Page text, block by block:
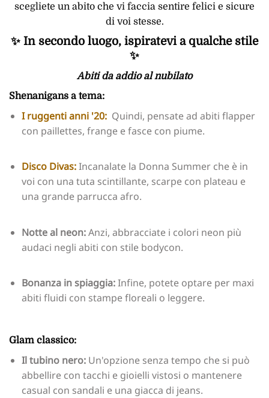
scegliete un abito che vi faccia sentire felici e sicure
di voi stesse.
✨ In secondo luogo, ispiratevi a qualche stile
✨
Abiti da addio al nubilato
Shenanigans a tema:
I ruggenti anni '20: Quindi, pensate ad abiti flapper
con paillettes, frange e fasce con piume.
Disco Divas:Incanalate la Donna Summer che è in
voi con una tuta scintillante, scarpe con plateau e
una grande parrucca afro.
Notte al neon:Anzi, abbracciate i colori neon più
audaci negli abiti con stile bodycon.
Bonanza in spiaggia:Infine, potete optare per maxi
abiti fluidi con stampe floreali o leggere.
Glam classico:
Il tubino nero:Un'opzione senza tempo che si può
abbellire con tacchi e gioielli vistosi o mantenere
casual con sandali e una giacca di jeans.